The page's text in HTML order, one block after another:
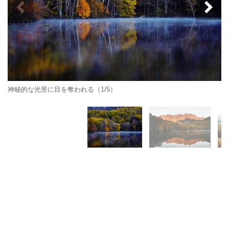
神秘的な光景に目を奪われる（1/5）